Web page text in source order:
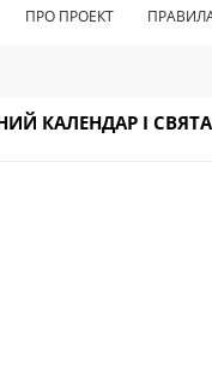
ПРО ПРОЕКТ
КАЛЕНДАР І СВЯТА